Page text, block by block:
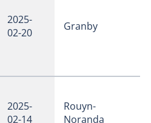
2025-
02-20
Granby
2025-
02-14
Rouyn-
Noranda